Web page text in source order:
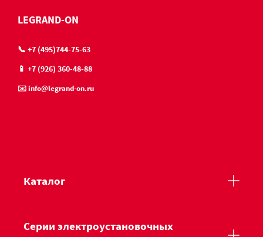
LEGRAND-ON
📞 +7 (495)744-75-63
📱 +7 (926) 360-48-88
✉️ info@legrand-on.ru
Каталог
Серии электроустановочных